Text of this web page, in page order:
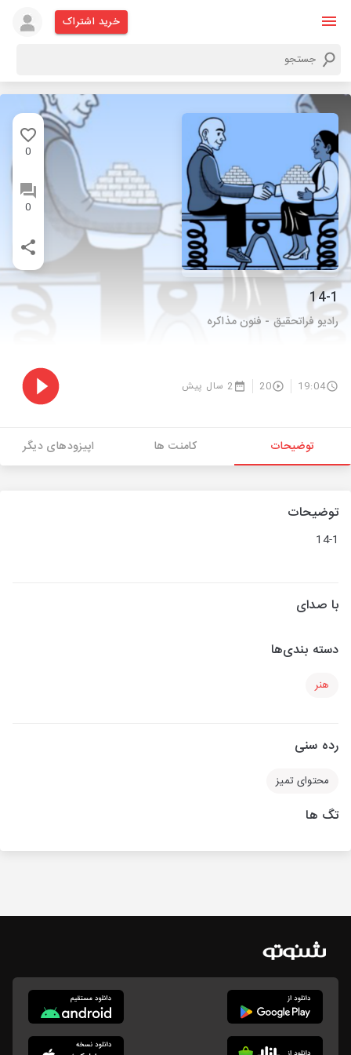
خرید اشتراک
0
0
14-1
رادیو فراتحقیق - فنون مذاکره
19:04
20 2 سال پیش
توضیحات کامنت ها اپیزودهای دیگر
توضیحات
14-1
با صدای
دسته بندی‌ها
هنر
رده سنی
محتوای تمیز
تگ ها